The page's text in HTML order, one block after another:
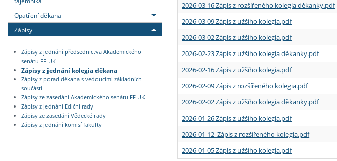
Opatření děkana
Zápisy
Zápisy z jednání předsednictva Akademického
senátu FF UK
Zápisy z jednání kolegia děkana
Zápisy z porad děkana s vedoucími základních
součástí
Zápisy ze zasedání Akademického senátu FF UK
Zápisy z jednání Ediční rady
Zápisy ze zasedání Vědecké rady
Zápisy z jednání komisí fakulty
2026-03-16 Zápis z rozšířeného kolegia děkanky.pdf
2026-03-09 Zápis z užšího kolegia.pdf
2026-03-02 Zápis z užšího kolegia.pdf
2026-02-23 Zápis z užšího kolegia děkanky.pdf
2026-02-16 Zápis z užšího kolegia.pdf
2026-02-09 Zápis z rozšířeného kolegia.pdf
2026-02-02 Zápis z užšího kolegia děkanky.pdf
2026-01-26 Zápis z užšího kolegia.pdf
2026-01-12 Zápis z rozšířeného kolegia.pdf
2026-01-05 Zápis z užšího kolegia.pdf